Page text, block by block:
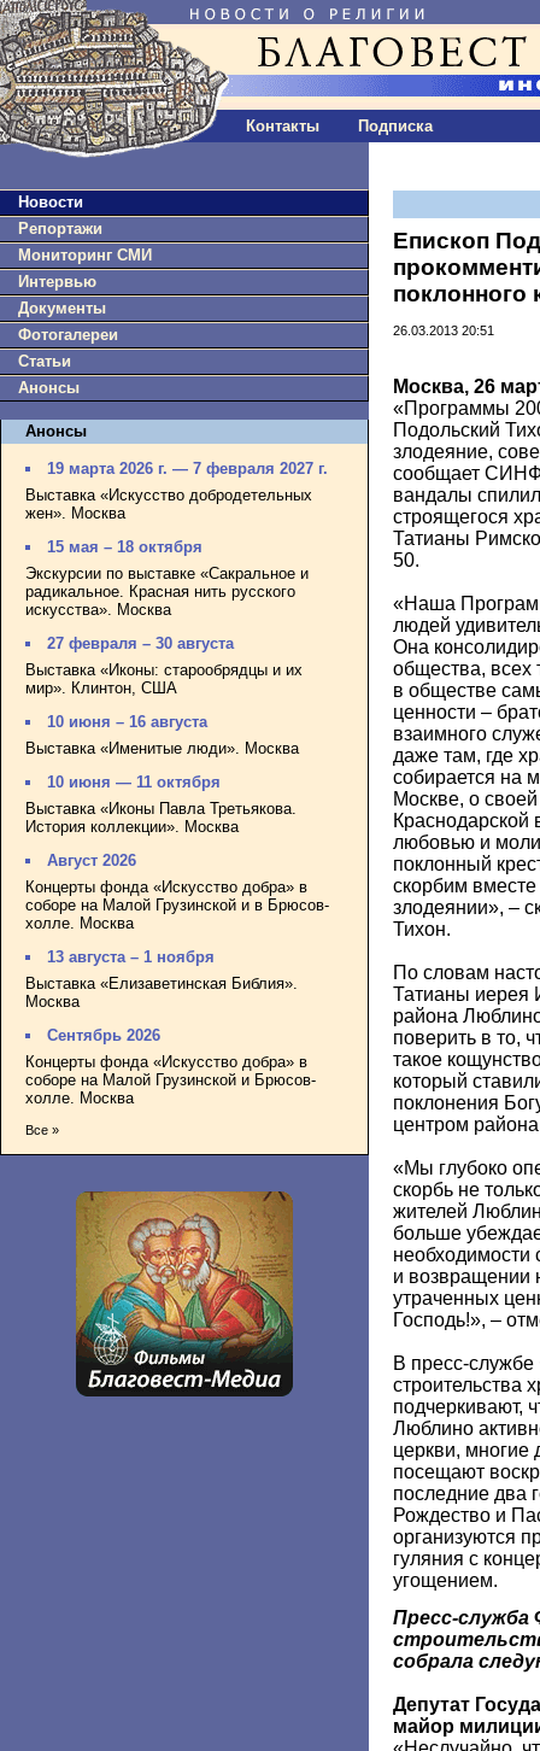
Контакты Подписка
Новости
Репортажи
Мониторинг СМИ
Интервью
Документы
Фотогалереи
Статьи
Анонсы
Анонсы
19 марта 2026 г. — 7 февраля 2027 г.
Выставка «Искусство добродетельных
жен». Москва
15 мая – 18 октября
Экскурсии по выставке «Сакральное и
радикальное. Красная нить русского
искусства». Москва
27 февраля – 30 августа
Выставка «Иконы: старообрядцы и их
мир». Клинтон, США
10 июня – 16 августа
Выставка «Именитые люди». Москва
10 июня — 11 октября
Выставка «Иконы Павла Третьякова.
История коллекции». Москва
Август 2026
Концерты фонда «Искусство добра» в
соборе на Малой Грузинской и в Брюсов-
холле. Москва
13 августа – 1 ноября
Выставка «Елизаветинская Библия».
Москва
Сентябрь 2026
Концерты фонда «Искусство добра» в
соборе на Малой Грузинской и Брюсов-
холле. Москва
Все »
Епископ
поклонного
26.03.2013 20:51
Москва, 26
«Программы
Подольский
злодеяние,
сообщает
вандалы
строящегося
Татианы
50.
«Наша
людей
Она
общества, всех
в обществе
ценности –
взаимного
даже там, где
собирается на
Москве, о
любовью и
поклонный
скорбим
злодеянии», –
Тихон.
По словам
Татианы иерея
района
поверить в то,
такое
который
поклонения
центром
«Мы глубоко
скорбь не
жителей
больше
необходимости
и возвращении
утраченных
Господь!», –
В пресс-
строительства
подчеркивают,
Люблино
церкви, многие
посещают
последние два
Рождество и
организуются
гуляния с
угощением.
Пресс-служба
собрала
Депутат
майор